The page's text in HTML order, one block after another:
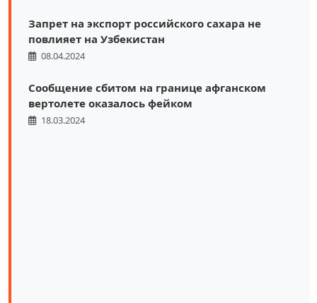
Запрет на экспорт российского сахара не
повлияет на Узбекистан
08.04.2024
Сообщение сбитом на границе афганском
вертолете оказалось фейком
18.03.2024